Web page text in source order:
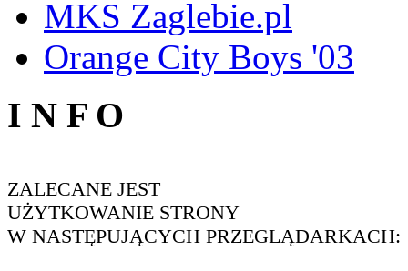
MKS Zaglebie.pl
Orange City Boys '03
I N F O
ZALECANE JEST
UŻYTKOWANIE STRONY
W NASTĘPUJĄCYCH PRZEGLĄDARKACH: